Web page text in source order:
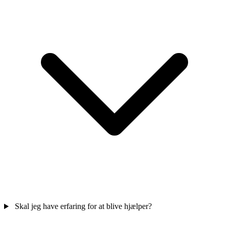
Skal jeg have erfaring for at blive hjælper?